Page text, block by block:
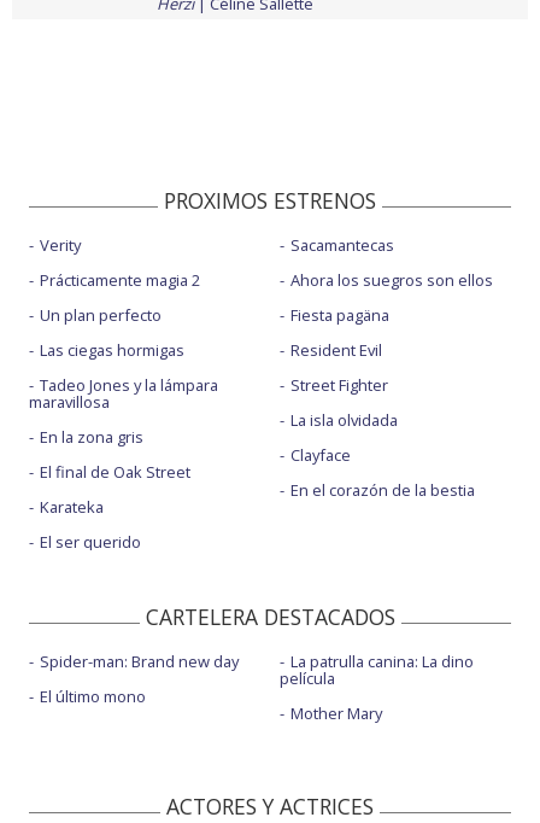
PROXIMOS ESTRENOS
Verity
Prácticamente magia 2
Un plan perfecto
Las ciegas hormigas
Tadeo Jones y la lámpara
maravillosa
En la zona gris
El final de Oak Street
Karateka
El ser querido
Sacamantecas
Ahora los suegros son ellos
Fiesta pagäna
Resident Evil
Street Fighter
La isla olvidada
Clayface
En el corazón de la bestia
CARTELERA DESTACADOS
Spider-man: Brand new day
El último mono
La patrulla canina: La dino
película
Mother Mary
ACTORES Y ACTRICES